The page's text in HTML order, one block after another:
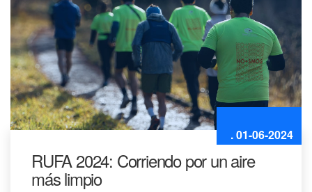
. 01-06-2024
RUFA 2024: Corriendo por un aire
más limpio